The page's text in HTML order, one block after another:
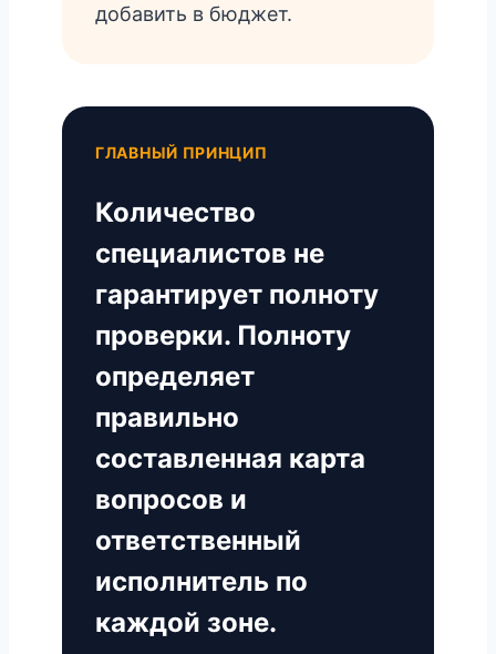
добавить в бюджет.
ГЛАВНЫЙ ПРИНЦИП
Количество
специалистов не
гарантирует полноту
проверки. Полноту
определяет
правильно
составленная карта
вопросов и
ответственный
исполнитель по
каждой зоне.